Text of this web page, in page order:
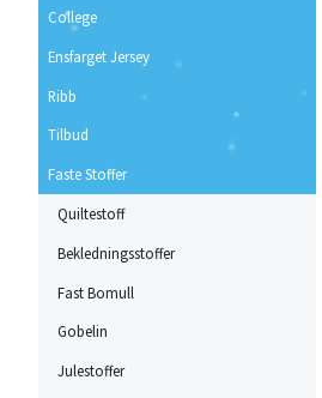
College
Ensfarget Jersey
Ribb
Tilbud
Faste Stoffer
Quiltestoff
Bekledningsstoffer
Fast Bomull
Gobelin
Julestoffer